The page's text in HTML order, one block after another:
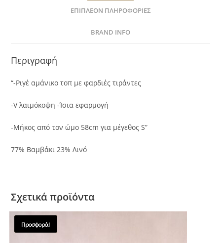
ΕΠΙΠΛΈΟΝ ΠΛΗΡΟΦΟΡΊΕΣ
BRAND INFO
Περιγραφή
“-Ριγέ αμάνικο τοπ με φαρδιές τιράντες
-V λαιμόκοψη -Ίσια εφαρμογή
-Μήκος από τον ώμο 58cm για μέγεθος S”
77% Βαμβάκι 23% Λινό
Σχετικά προϊόντα
SALES !
Προσφορά!